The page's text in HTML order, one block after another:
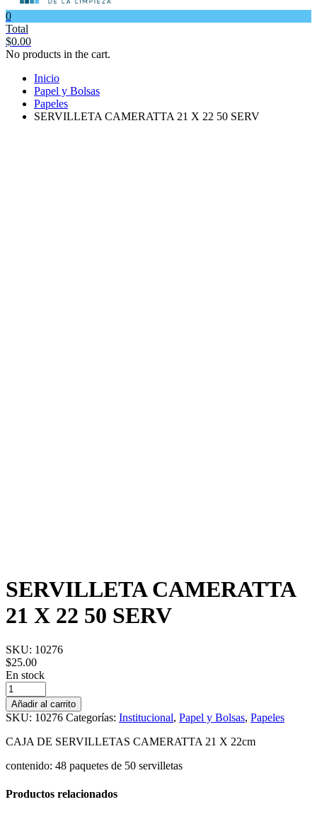
0
Total
$0.00
No products in the cart.
Inicio
Papel y Bolsas
Papeles
SERVILLETA CAMERATTA 21 X 22 50 SERV
SERVILLETA CAMERATTA
21 X 22 50 SERV
SKU: 10276
$25.00
En stock
SERVILLETA
CAMERATTA
21
X
22
SERV
Añadir al carrito
SKU: 10276 Categorías: Institucional, Papel y Bolsas, Papeles
CAJA DE SERVILLETAS CAMERATTA 21 X 22cm
contenido: 48 paquetes de 50 servilletas
Productos relacionados